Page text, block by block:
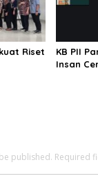
Riset
KB PII
Insan
published. Required